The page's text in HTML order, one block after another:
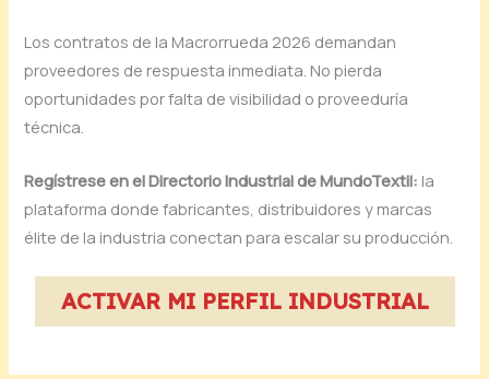
Los contratos de la Macrorrueda 2026 demandan
proveedores de respuesta inmediata. No pierda
oportunidades por falta de visibilidad o proveeduría
técnica.
Regístrese en el Directorio Industrial de MundoTextil: la
plataforma donde fabricantes, distribuidores y marcas
élite de la industria conectan para escalar su producción.
ACTIVAR MI PERFIL INDUSTRIAL